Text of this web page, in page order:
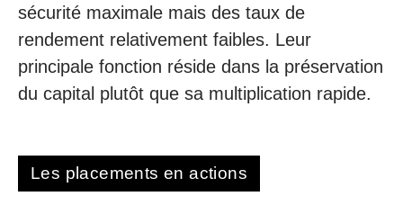
sécurité maximale mais des taux de
rendement relativement faibles. Leur
principale fonction réside dans la préservation
du capital plutôt que sa multiplication rapide.
Les placements en actions